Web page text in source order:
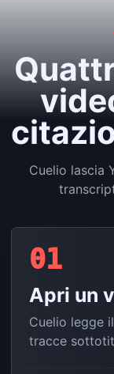
Cuelio lascia
01
Apri un
Cuelio legge
tracce